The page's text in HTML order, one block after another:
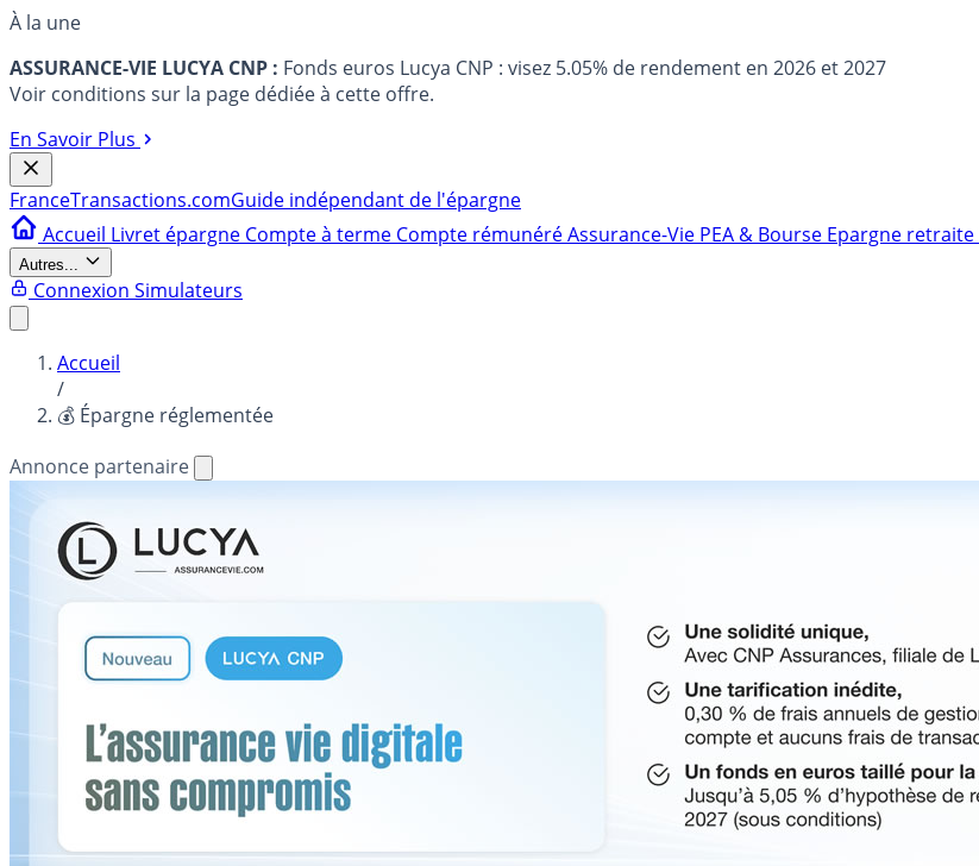
À la une
ASSURANCE-VIE LUCYA CNP : Fonds euros Lucya CNP : visez 5.05% de rendement en 2026 et 2027
Voir conditions sur la page dédiée à cette offre.
En Savoir Plus
FranceTransactions.comGuide indépendant de l'épargne
Accueil Livret épargne Compte à terme Compte rémunéréAssurance-Vie PEA & Bourse Epargne retraite
Autres...
Connexion Simulateurs
Accueil
/
💰 Épargne réglementée
Annonce partenaire